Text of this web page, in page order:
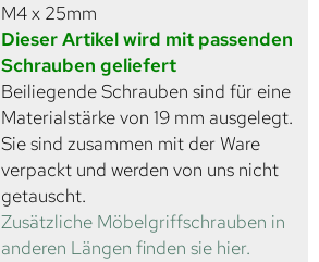
M4 x 25mm
Dieser Artikel wird mit passenden
Schrauben geliefert
Beiliegende Schrauben sind für eine
Materialstärke von 19 mm ausgelegt.
Sie sind zusammen mit der Ware
verpackt und werden von uns nicht
getauscht.
Zusätzliche Möbelgriffschrauben in
anderen Längen finden sie hier.